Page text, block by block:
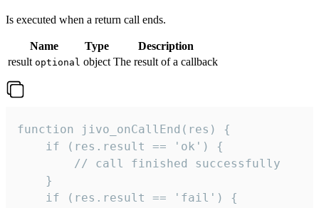
Is executed when a return call ends.
Name Type
Description
result optional object The result of a callback
function jivo_onCallEnd(res) {
    if (res.result == 'ok') {
        // call finished successfully
    }
    if (res.result == 'fail') {